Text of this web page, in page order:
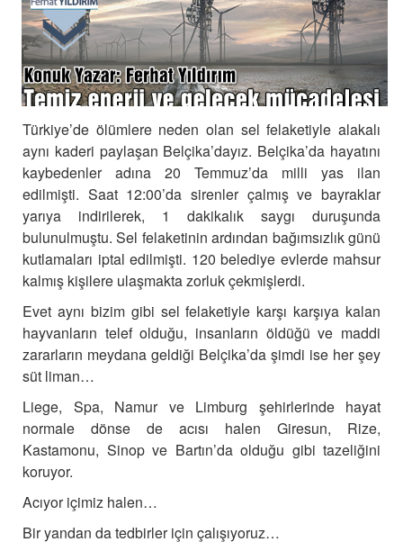
Türkiye’de ölümlere neden olan sel felaketiyle alakalı
aynı kaderi paylaşan Belçika’dayız. Belçika’da hayatını
kaybedenler adına 20 Temmuz’da milli yas ilan
edilmişti. Saat 12:00’da sirenler çalmış ve bayraklar
yarıya indirilerek, 1 dakikalık saygı duruşunda
bulunulmuştu. Sel felaketinin ardından bağımsızlık günü
kutlamaları iptal edilmişti. 120 belediye evlerde mahsur
kalmış kişilere ulaşmakta zorluk çekmişlerdi.
Evet aynı bizim gibi sel felaketiyle karşı karşıya kalan
hayvanların telef olduğu, insanların öldüğü ve maddi
zararların meydana geldiği Belçika’da şimdi ise her şey
süt liman…
Liege, Spa, Namur ve Limburg şehirlerinde hayat
normale dönse de acısı halen Giresun, Rize,
Kastamonu, Sinop ve Bartın’da olduğu gibi tazeliğini
koruyor.
Acıyor içimiz halen…
Bir yandan da tedbirler için çalışıyoruz…